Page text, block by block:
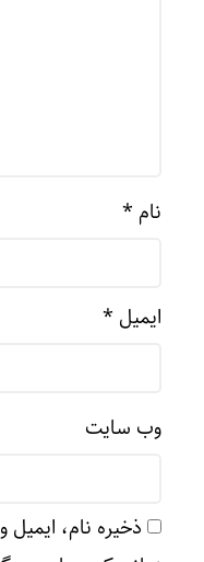
نام *
ایمیل *
وب‌ سایت
ذخیره نام،